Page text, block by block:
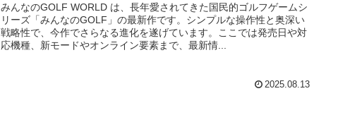
みんなのGOLF WORLD は、長年愛されてきた国民的ゴルフゲームシ
リーズ「みんなのGOLF」の最新作です。シンプルな操作性と奥深い
戦略性で、今作でさらなる進化を遂げています。ここでは発売日や対
応機種、新モードやオンライン要素まで、最新情...
2025.08.13